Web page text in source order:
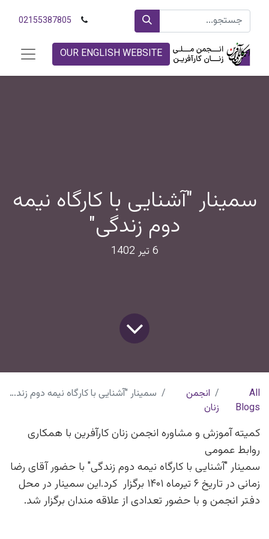
02155387805
OUR ENGLISH WEBSITE
سمینار "آشنایی با کارگاه نیمه
دوم زندگی"
6 تیر 1402
All
Blogs
انجمن
زنان
سمینار "آشنایی با کارگاه نیمه دوم زندگی"
کمیته آموزش و مشاوره انجمن زنان کارآفرین با همکاری
روابط عمومی
سمینار "آشنایی با کارگاه نیمه دوم زندگی" با حضور آقای رضا
زمانی در تاریخ ۶ تیرماه ۱۴۰۱ برگزار کرد.این سمینار در محل
دفتر انجمن و با حضور تعدادی از علاقه مندان برگزار شد.